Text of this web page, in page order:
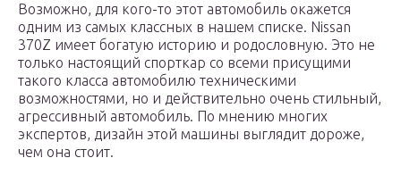
Возможно, для кого-то этот автомобиль окажется
одним из самых классных в нашем списке. Nissan
370Z имеет богатую историю и родословную. Это не
только настоящий спорткар со всеми присущими
такого класса автомобилю техническими
возможностями, но и действительно очень стильный,
агрессивный автомобиль. По мнению многих
экспертов, дизайн этой машины выглядит дороже,
чем она стоит.